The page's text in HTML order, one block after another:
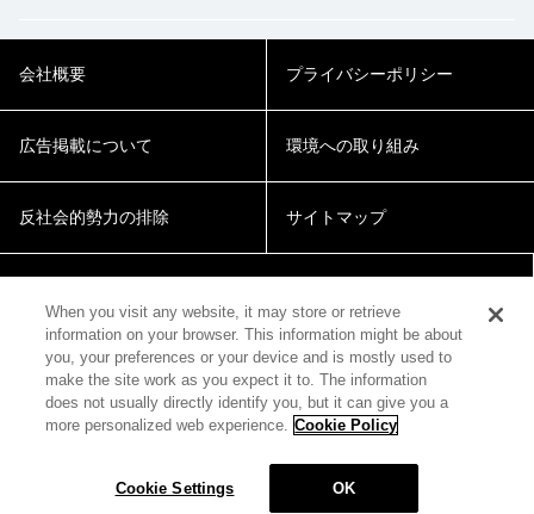
会社概要 プライバシーポリシー
広告掲載について 環境への取り組み
反社会的勢力の排除 サイトマップ
© 2018 Zepp Hall Network Inc.
HOME SEARCH
When you visit any website, it may store or retrieve
information on your browser. This information might be about
you, your preferences or your device and is mostly used to
make the site work as you expect it to. The information
does not usually directly identify you, but it can give you a
more personalized web experience. Cookie Policy
Cookie Settings OK